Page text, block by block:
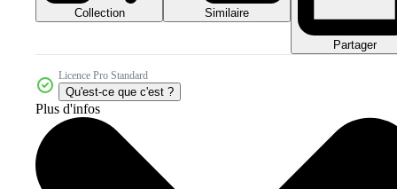
Collection Similaire
Partager
Licence Pro Standard
Qu'est-ce que c'est ?
Plus d'infos